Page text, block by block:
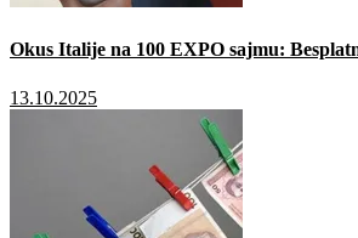
Okus Italije na 100 EXPO sajmu:
13.10.2025